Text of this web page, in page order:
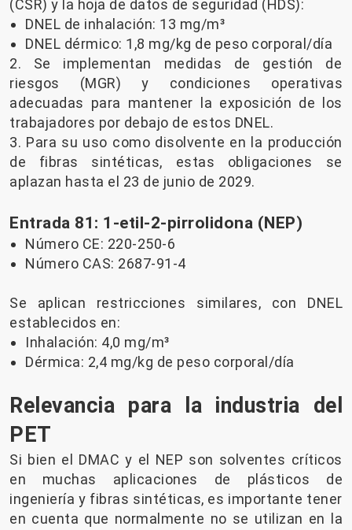
(CSR) y la hoja de datos de seguridad (HDS):
DNEL de inhalación: 13 mg/m³
DNEL dérmico: 1,8 mg/kg de peso corporal/día
2. Se implementan medidas de gestión de
riesgos (MGR) y condiciones operativas
adecuadas para mantener la exposición de los
trabajadores por debajo de estos DNEL.
3. Para su uso como disolvente en la producción
de fibras sintéticas, estas obligaciones se
aplazan hasta el 23 de junio de 2029.
Entrada 81: 1-etil-2-pirrolidona (NEP)
Número CE: 220-250-6
Número CAS: 2687-91-4
Se aplican restricciones similares, con DNEL
establecidos en:
Inhalación: 4,0 mg/m³
Dérmica: 2,4 mg/kg de peso corporal/día
Relevancia para la industria del
PET
Si bien el DMAC y el NEP son solventes críticos
en muchas aplicaciones de plásticos de
ingeniería y fibras sintéticas, es importante tener
en cuenta que normalmente no se utilizan en la